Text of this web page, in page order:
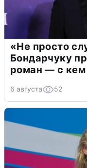
«Не просто
Бондарчуку
роман — с кем
6 августа 52